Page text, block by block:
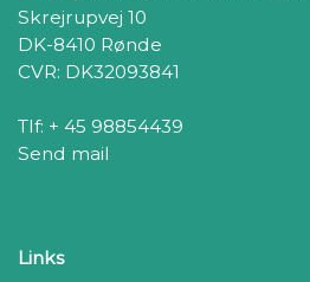
Skrejrupvej 10
DK-8410 Rønde
CVR: DK32093841
Tlf: + 45 98854439
Send mail
Links